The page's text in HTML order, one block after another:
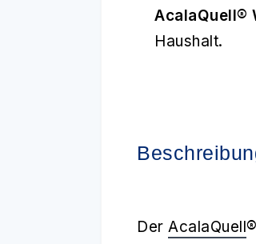
AcalaQuell®
Haushalt.
Der AcalaQuell